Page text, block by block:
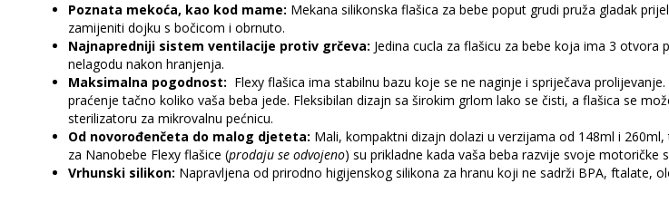
Poznata mekoća, kao kod mame: Mekana silikonska flašica za bebe poput grudi pruža gladak
zamijeniti dojku s bočicom i obrnuto.
Najnapredniji sistem ventilacije protiv grčeva: Jedina cucla za flašicu za bebe koja ima 3
nelagodu nakon hranjenja.
Maksimalna pogodnost: Flexy flašica ima stabilnu bazu koje se ne naginje i spriječava
praćenje tačno koliko vaša beba jede. Fleksibilan dizajn sa širokim grlom lako se čisti, a flašica se
sterilizatoru za mikrovalnu pećnicu.
Od novorođenčeta do malog djeteta: Mali, kompaktni dizajn dolazi u verzijama od 148ml i
za Nanobebe Flexy flašice (prodaju se odvojeno) su prikladne kada vaša beba razvije svoje motoričke
Vrhunski silikon: Napravljena od prirodno higijenskog silikona za hranu koji ne sadrži BPA, ftalate,